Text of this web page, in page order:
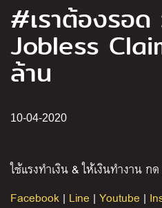
#เราต้องรอด
Jobless
ล้าน
10-04-2020
ใช้แรงทำเงิน&ให้เงินทำงาน กด
Facebook | Line | Youtube |